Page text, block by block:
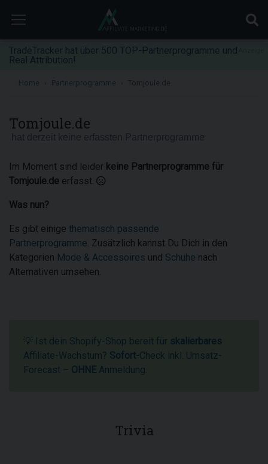
TradeTracker hat über 500 TOP-Partnerprogramme und
Real Attribution!
Home Partnerprogramme
Tomjoule.de
Im Moment sind leider keine Partnerprogramme für
Tomjoule.de erfasst.
Was nun?
Es gibt einige thematisch passende
Partnerprogramme. Zusätzlich kannst Du Dich in den
Kategorien Mode & Accessoires und Schuhe nach
Alternativen umsehen.
💡 Ist dein Shopify-Shop bereit für skalierbares
Affiliate-Wachstum? Sofort-Check inkl. Umsatz-
Forecast – OHNE Anmeldung.
Trivia